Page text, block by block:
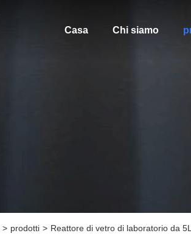
Casa Chi siamo
> prodotti > Reattore di vetro di laboratorio da